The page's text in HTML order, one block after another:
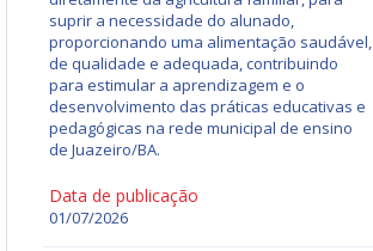
suprir a necessidade do alunado,
proporcionando uma alimentação saudável,
de qualidade e adequada, contribuindo
para estimular a aprendizagem e o
desenvolvimento das práticas educativas e
pedagógicas na rede municipal de ensino
de Juazeiro/BA.
Data de publicação
01/07/2026